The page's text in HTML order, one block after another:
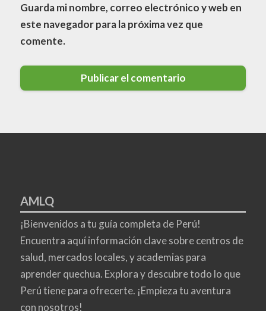
Guarda mi nombre, correo electrónico y web en
este navegador para la próxima vez que
comente.
AMLQ
¡Bienvenidos a tu guía completa de Perú!
Encuentra aquí información clave sobre centros de
salud, mercados locales, y academias para
aprender quechua. Explora y descubre todo lo que
Perú tiene para ofrecerte. ¡Empieza tu aventura
con nosotros!